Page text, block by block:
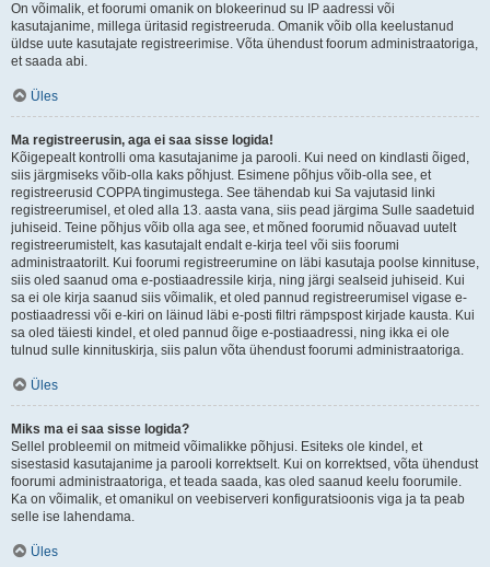
On võimalik, et foorumi omanik on blokeerinud su IP aadressi või
kasutajanime, millega üritasid registreeruda. Omanik võib olla keelustanud
üldse uute kasutajate registreerimise. Võta ühendust foorum administraatoriga,
et saada abi.
Üles
Ma registreerusin, aga ei saa sisse logida!
Kõigepealt kontrolli oma kasutajanime ja parooli. Kui need on kindlasti õiged,
siis järgmiseks võib-olla kaks põhjust. Esimene põhjus võib-olla see, et
registreerusid COPPA tingimustega. See tähendab kui Sa vajutasid linki
registreerumisel, et oled alla 13. aasta vana, siis pead järgima Sulle saadetuid
juhiseid. Teine põhjus võib olla aga see, et mõned foorumid nõuavad uutelt
registreerumistelt, kas kasutajalt endalt e-kirja teel või siis foorumi
administraatorilt. Kui foorumi registreerumine on läbi kasutaja poolse kinnituse,
siis oled saanud oma e-postiaadressile kirja, ning järgi sealseid juhiseid. Kui
sa ei ole kirja saanud siis võimalik, et oled pannud registreerumisel vigase e-
postiaadressi või e-kiri on läinud läbi e-posti filtri rämpspost kirjade kausta. Kui
sa oled täiesti kindel, et oled pannud õige e-postiaadressi, ning ikka ei ole
tulnud sulle kinnituskirja, siis palun võta ühendust foorumi administraatoriga.
Üles
Miks ma ei saa sisse logida?
Sellel probleemil on mitmeid võimalikke põhjusi. Esiteks ole kindel, et
sisestasid kasutajanime ja parooli korrektselt. Kui on korrektsed, võta ühendust
foorumi administraatoriga, et teada saada, kas oled saanud keelu foorumile.
Ka on võimalik, et omanikul on veebiserveri konfiguratsioonis viga ja ta peab
selle ise lahendama.
Üles